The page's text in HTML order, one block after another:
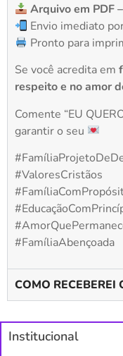
Arquivo em PDF
Envio imediato
Pronto para
Se você acredita em
respeito e no amor
Comente “EU
garantir o seu
#ValoresCristãos
#FamíliaAbençoada
COMO RECEBEREI
Institucional